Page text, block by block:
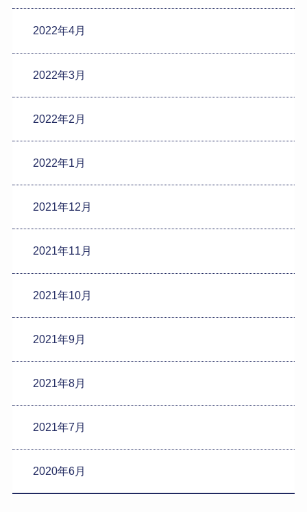
2022年4月
2022年3月
2022年2月
2022年1月
2021年12月
2021年11月
2021年10月
2021年9月
2021年8月
2021年7月
2020年6月